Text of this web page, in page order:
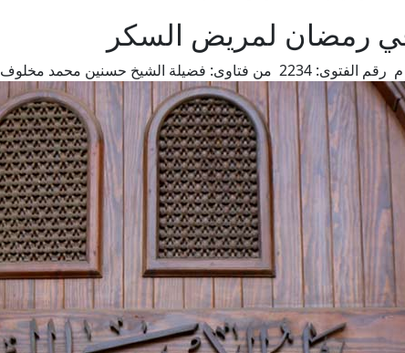
رمضان لمريض السكر
رقم الفتوى: من فتاوى: فضيلة الشيخ حسنين محمد مخلوف